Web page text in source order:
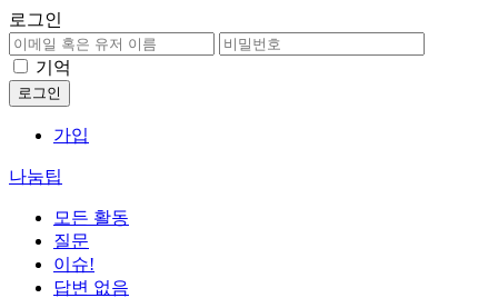
로그인
기억
가입
나눔팁
모든 활동
질문
이슈!
답변 없음